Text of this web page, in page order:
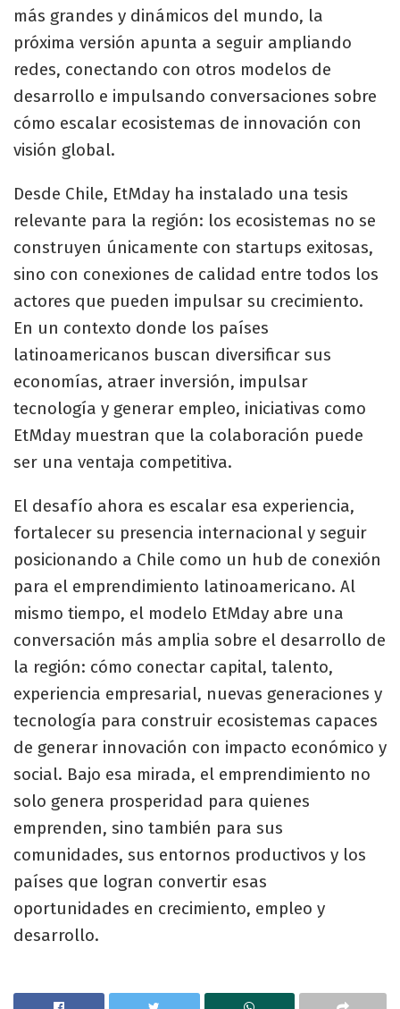
más grandes y dinámicos del mundo, la
próxima versión apunta a seguir ampliando
redes, conectando con otros modelos de
desarrollo e impulsando conversaciones sobre
cómo escalar ecosistemas de innovación con
visión global.
Desde Chile, EtMday ha instalado una tesis
relevante para la región: los ecosistemas no se
construyen únicamente con startups exitosas,
sino con conexiones de calidad entre todos los
actores que pueden impulsar su crecimiento.
En un contexto donde los países
latinoamericanos buscan diversificar sus
economías, atraer inversión, impulsar
tecnología y generar empleo, iniciativas como
EtMday muestran que la colaboración puede
ser una ventaja competitiva.
El desafío ahora es escalar esa experiencia,
fortalecer su presencia internacional y seguir
posicionando a Chile como un hub de conexión
para el emprendimiento latinoamericano. Al
mismo tiempo, el modelo EtMday abre una
conversación más amplia sobre el desarrollo de
la región: cómo conectar capital, talento,
experiencia empresarial, nuevas generaciones y
tecnología para construir ecosistemas capaces
de generar innovación con impacto económico y
social. Bajo esa mirada, el emprendimiento no
solo genera prosperidad para quienes
emprenden, sino también para sus
comunidades, sus entornos productivos y los
países que logran convertir esas
oportunidades en crecimiento, empleo y
desarrollo.